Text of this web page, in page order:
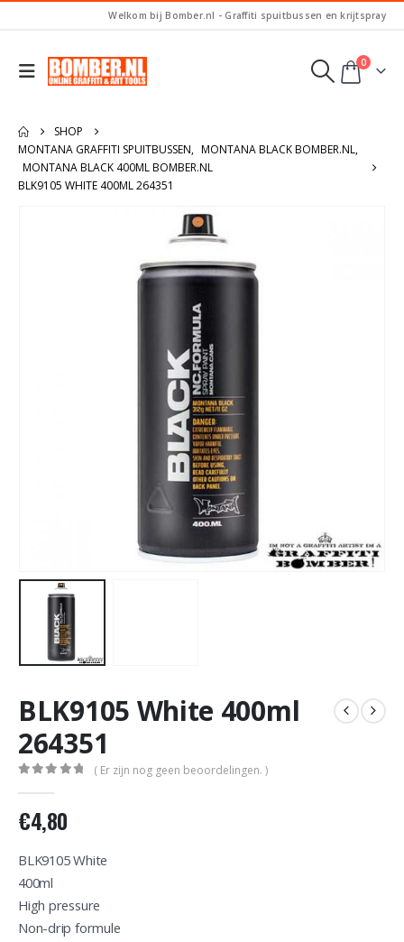
Welkom bij Bomber.nl - Graffiti spuitbussen en krijtspray
0
SHOP
MONTANA GRAFFITI SPUITBUSSEN, MONTANA BLACK BOMBER.NL,
MONTANA BLACK 400ML BOMBER.NL
BLK9105 WHITE 400ML 264351
BLK9105 White 400ml
264351
( Er zijn nog geen beoordelingen. )
€4,80
BLK9105 White
400ml
High pressure
Non-drip formule